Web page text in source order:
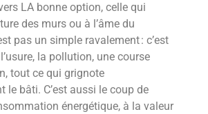
LA bonne option, celle qui
des murs ou à l’âme du
pas un simple ravalement : c’est
la pollution, une course
tout ce qui grignote
le bâti. C’est aussi le coup de
énergétique, à la valeur